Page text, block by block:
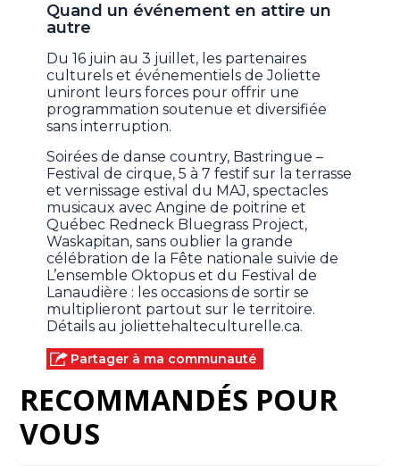
Quand un événement en attire un
autre
Du 16 juin au 3 juillet, les partenaires
culturels et événementiels de Joliette
uniront leurs forces pour offrir une
programmation soutenue et diversifiée
sans interruption.
Soirées de danse country, Bastringue –
Festival de cirque, 5 à 7 festif sur la terrasse
et vernissage estival du MAJ, spectacles
musicaux avec Angine de poitrine et
Québec Redneck Bluegrass Project,
Waskapitan, sans oublier la grande
célébration de la Fête nationale suivie de
L’ensemble Oktopus et du Festival de
Lanaudière : les occasions de sortir se
multiplieront partout sur le territoire.
Détails au joliettehalteculturelle.ca.
Partager à ma communauté
RECOMMANDÉS POUR
VOUS